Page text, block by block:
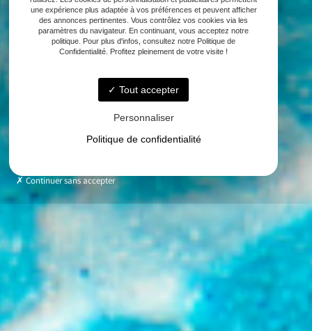
une expérience plus adaptée à vos préférences et peuvent afficher
des annonces pertinentes. Vous contrôlez vos cookies via les
paramètres du navigateur. En continuant, vous acceptez notre
politique. Pour plus d'infos, consultez notre Politique de
Confidentialité. Profitez pleinement de votre visite !
Tout accepter
Personnaliser
Politique de confidentialité
Continuer sans accepter